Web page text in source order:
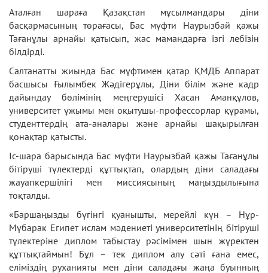
Аталған шараға Қазақстан мұсылмандары діни
басқармасының төрағасы, Бас мүфти Наурызбай қажы
Тағанұлы арнайы қатысып, жас мамандарға ізгі лебізін
білдірді.
Салтанатты жиында Бас мүфтимен қатар ҚМДБ Аппарат
басшысы Ғылымбек Жәдігерұлы, Діни білім және кадр
дайындау бөлімінің меңгерушісі Хасан Аманқұлов,
университет ұжымы мен оқытушы-профессорлар құрамы,
студенттердің ата-аналары және арнайы шақырылған
қонақтар қатысты.
Іс-шара барысында Бас мүфти Наурызбай қажы Тағанұлы
бітіруші түлектерді құттықтап, олардың діни саладағы
жауапкершілігі мен миссиясының маңыздылығына
тоқталды.
«Баршаңызды бүгінгі қуанышты, мерейлі күн – Нұр-
Мүбарак Египет ислам мәдениеті университетінің бітіруші
түлектеріне диплом табыстау рәсімімен шын жүректен
құттықтаймын! Бұл – тек диплом алу сәті ғана емес,
еліміздің руханияты мен діни саладағы жаңа буынның